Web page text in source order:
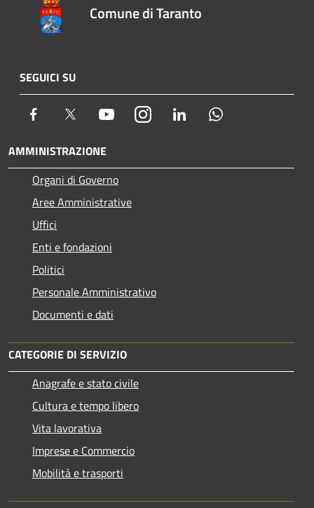
Comune di Taranto
SEGUICI SU
Facebook Twitter YoutubeInstagram LinkedIn
AMMINISTRAZIONE
Organi di Governo
Aree Amministrative
Uffici
Enti e fondazioni
Politici
Personale Amministrativo
Documenti e dati
CATEGORIE DI SERVIZIO
Anagrafe e stato civile
Cultura e tempo libero
Vita lavorativa
Imprese e Commercio
Mobilità e trasporti